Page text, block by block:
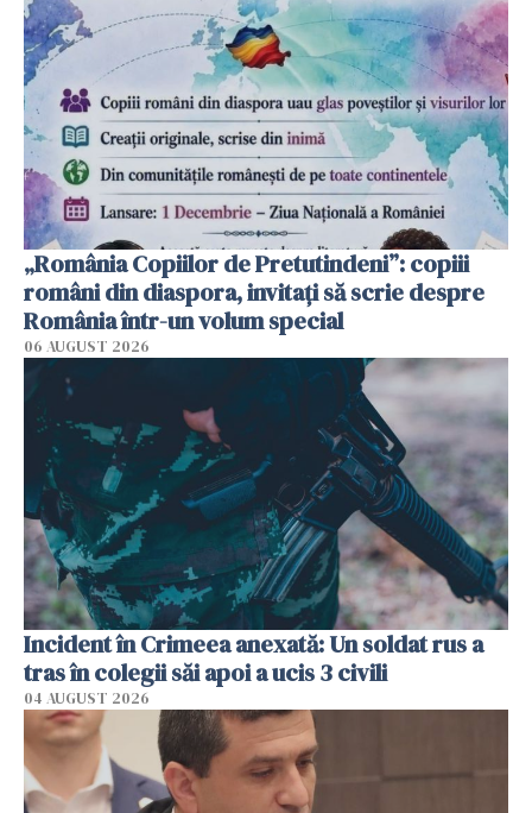
„România Copiilor de Pretutindeni”: copiii
români din diaspora, invitați să scrie despre
România într-un volum special
06 AUGUST 2026
Incident în Crimeea anexată: Un soldat rus a
tras în colegii săi apoi a ucis 3 civili
04 AUGUST 2026